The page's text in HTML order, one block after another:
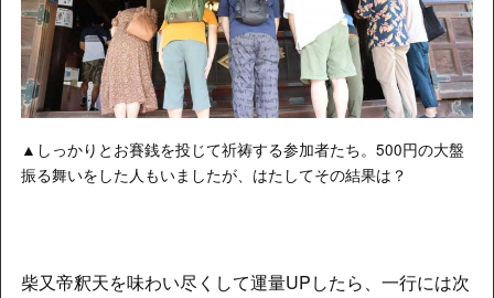
▲しっかりとお賽銭を投じて祈祷する参加者たち。500円の大盤
振る舞いをした人もいましたが、はたしてその結果は？
柴又帝釈天を味わい尽くして運量UPしたら、一行には次